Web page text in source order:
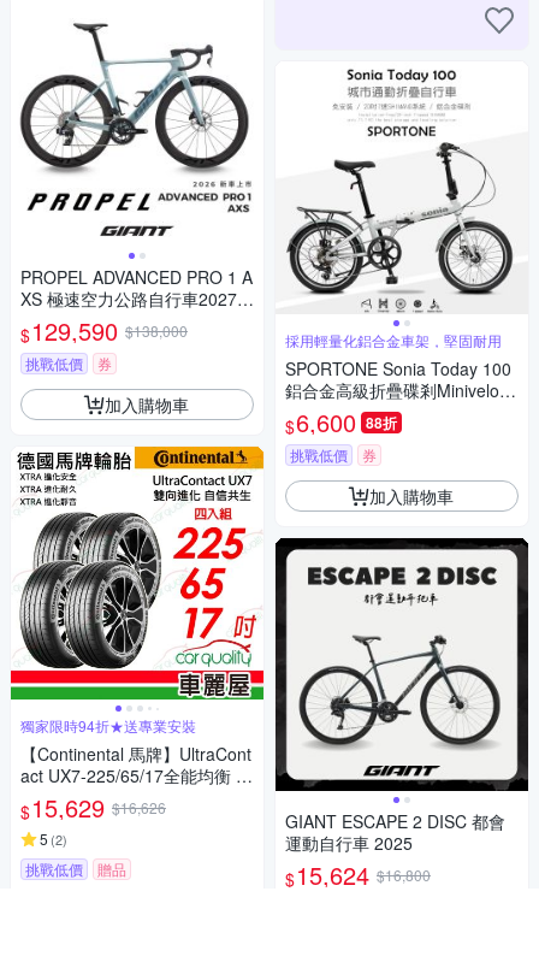
PROPEL ADVANCED PRO 1 A
XS 極速空力公路自行車2027年
式
$129,590 $138,000
挑戰低價
券
加入購物車
獨家限時94折★送專業安裝
【Continental 馬牌】UltraCont
act UX7-225/65/17全能均衡 四
入組 送安裝(車麗屋)
$15,629 $16,626
5 (2)
挑戰低價 贈品
採用輕量化鋁合金車架，堅固耐用
SPORTONE Sonia Today 100
鋁合金高級折疊碟剎Minivelo自
行車
$6,600 88折
挑戰低價 券
加入購物車
GIANT ESCAPE 2 DISC 都會
運動自行車 2025
$15,624 $16,800